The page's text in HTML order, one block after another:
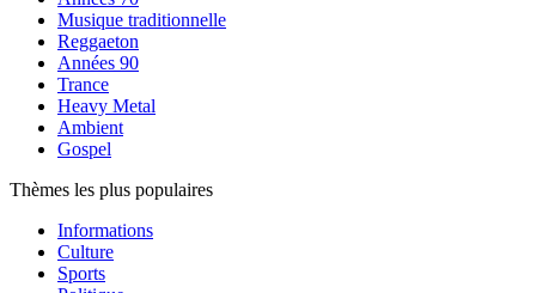
Musique traditionnelle
Reggaeton
Années 90
Trance
Heavy Metal
Ambient
Gospel
Thèmes les plus populaires
Informations
Culture
Sports